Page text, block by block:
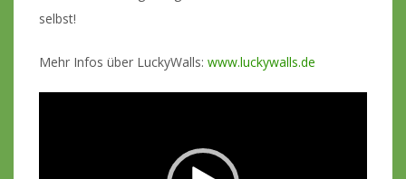
selbst!
Mehr Infos über LuckyWalls: www.luckywalls.de